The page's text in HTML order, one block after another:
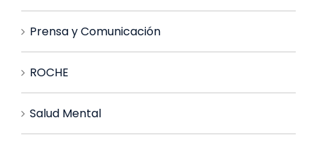
Prensa y Comunicación
ROCHE
Salud Mental